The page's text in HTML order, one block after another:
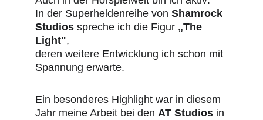
In der Superheldenreihe von Shamrock
Studios spreche ich die Figur „The
Light",
deren weitere Entwicklung ich schon mit
Spannung erwarte.
Ein besonderes Highlight war in diesem
Jahr meine Arbeit bei den AT Studios in